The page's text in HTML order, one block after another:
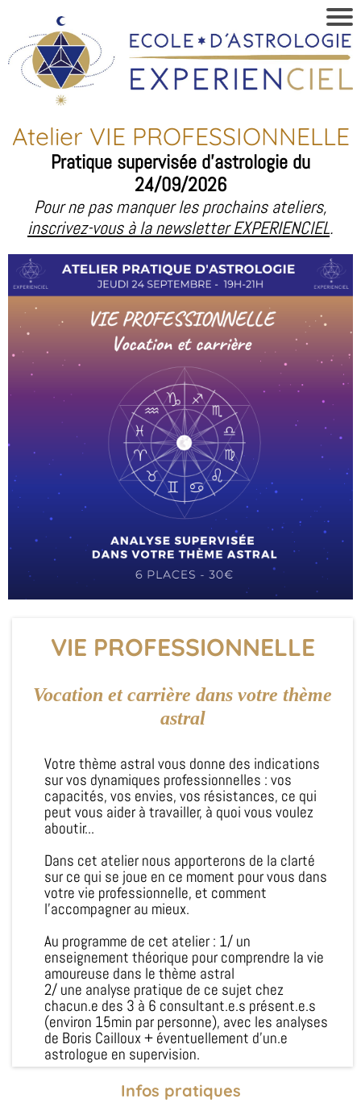
Atelier VIE PROFESSIONNELLE
Pratique supervisée d'astrologie du
24/09/2026
Pour ne pas manquer les prochains ateliers,
inscrivez-vous à la newsletter EXPERIENCIEL.
VIE PROFESSIONNELLE
Vocation et carrière dans votre thème
astral
Votre thème astral vous donne des indications
sur vos dynamiques professionnelles : vos
capacités, vos envies, vos résistances, ce qui
peut vous aider à travailler, à quoi vous voulez
aboutir...
Dans cet atelier nous apporterons de la clarté
sur ce qui se joue en ce moment pour vous dans
votre vie professionnelle, et comment
l'accompagner au mieux.
Au programme de cet atelier : 1/ un
enseignement théorique pour comprendre la vie
amoureuse dans le thème astral
2/ une analyse pratique de ce sujet chez
chacun.e des 3 à 6 consultant.e.s présent.e.s
(environ 15min par personne), avec les analyses
de Boris Cailloux + éventuellement d'un.e
astrologue en supervision.
Infos pratiques